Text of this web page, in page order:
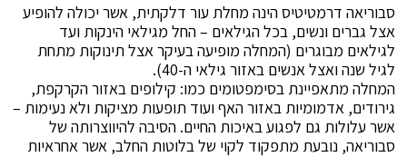
סבוריאה דרמטיטיס הינה מחלת עור דלקתית, אשר יכולה להופיע
אצל גברים ונשים, בכל הגילאים – החל מגילאי הינקות ועד
לגילאים מבוגרים (המחלה מופיעה בעיקר אצל תינוקות מתחת
לגיל שנה ואצל אנשים באזור גילאי ה-40).
המחלה מתאפיינת בסימפטומים כמו: קילופים באזור הקרקפת,
גירודים, אדמומיות באזור האף ועוד תופעות מציקות ולא נעימות –
אשר עלולות גם לפגוע באיכות החיים. הסיבה להיווצרותה של
סבוריאה, נובעת מתפקוד לקוי של בלוטות החלב, אשר אחראיות